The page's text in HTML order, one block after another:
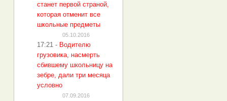
станет первой страной,
которая отменит все
школьные предметы
05.10.2016
17:21 - Водителю
грузовика, насмерть
сбившему школьницу на
зебре, дали три месяца
условно
07.09.2016